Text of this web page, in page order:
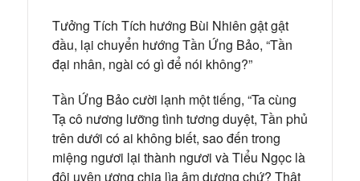
Tưởng Tích Tích hướng Bùi Nhiên gật gật
đầu, lại chuyển hướng Tần Ứng Bảo, “Tần
đại nhân, ngài có gì để nói không?”
Tần Ứng Bảo cười lạnh một tiếng, “Ta cùng
Tạ cô nương lưỡng tình tương duyệt, Tần phủ
trên dưới có ai không biết, sao đến trong
miệng ngươi lại thành ngươi và Tiểu Ngọc là
đôi uyên ương chia lìa âm dương chứ? Thật